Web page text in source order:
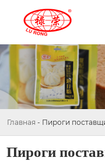
Главная - Пироги
Пироги